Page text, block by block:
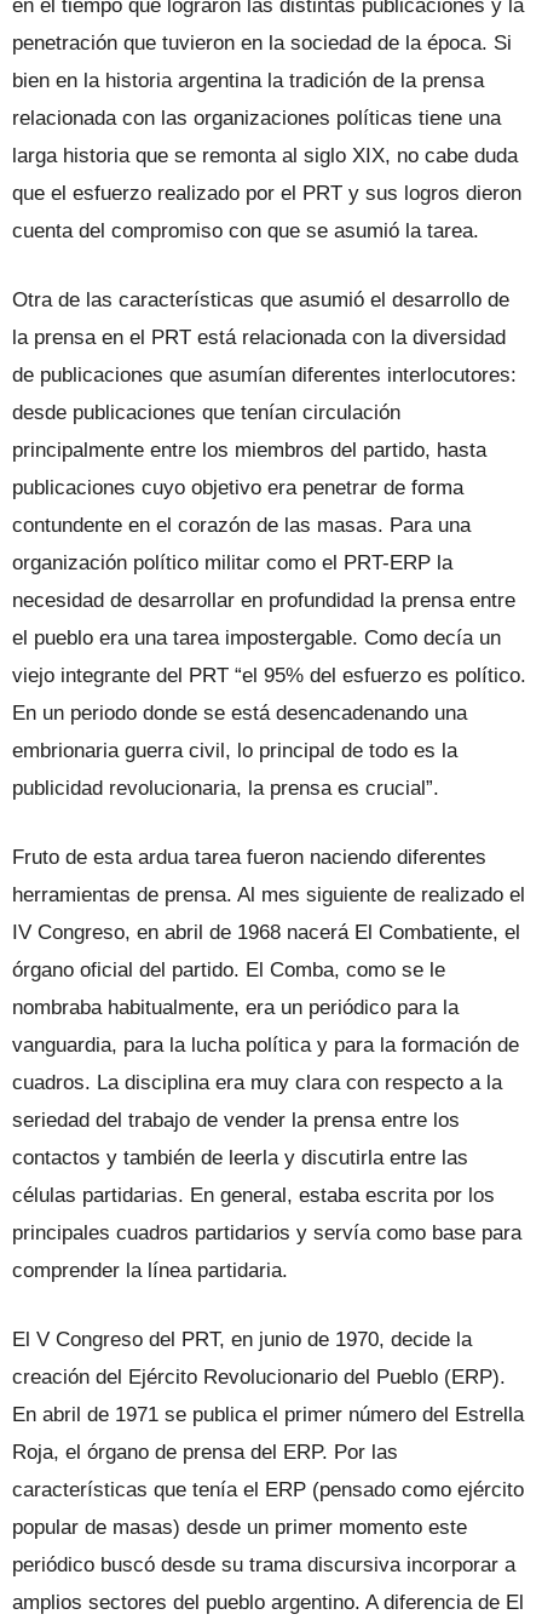
en el tiempo que lograron las distintas publicaciones y la
penetración que tuvieron en la sociedad de la época. Si
bien en la historia argentina la tradición de la prensa
relacionada con las organizaciones políticas tiene una
larga historia que se remonta al siglo XIX, no cabe duda
que el esfuerzo realizado por el PRT y sus logros dieron
cuenta del compromiso con que se asumió la tarea.
Otra de las características que asumió el desarrollo de
la prensa en el PRT está relacionada con la diversidad
de publicaciones que asumían diferentes interlocutores:
desde publicaciones que tenían circulación
principalmente entre los miembros del partido, hasta
publicaciones cuyo objetivo era penetrar de forma
contundente en el corazón de las masas. Para una
organización político militar como el PRT-ERP la
necesidad de desarrollar en profundidad la prensa entre
el pueblo era una tarea impostergable. Como decía un
viejo integrante del PRT “el 95% del esfuerzo es político.
En un periodo donde se está desencadenando una
embrionaria guerra civil, lo principal de todo es la
publicidad revolucionaria, la prensa es crucial”.
Fruto de esta ardua tarea fueron naciendo diferentes
herramientas de prensa. Al mes siguiente de realizado el
IV Congreso, en abril de 1968 nacerá El Combatiente, el
órgano oficial del partido. El Comba, como se le
nombraba habitualmente, era un periódico para la
vanguardia, para la lucha política y para la formación de
cuadros. La disciplina era muy clara con respecto a la
seriedad del trabajo de vender la prensa entre los
contactos y también de leerla y discutirla entre las
células partidarias. En general, estaba escrita por los
principales cuadros partidarios y servía como base para
comprender la línea partidaria.
El V Congreso del PRT, en junio de 1970, decide la
creación del Ejército Revolucionario del Pueblo (ERP).
En abril de 1971 se publica el primer número del Estrella
Roja, el órgano de prensa del ERP. Por las
características que tenía el ERP (pensado como ejército
popular de masas) desde un primer momento este
periódico buscó desde su trama discursiva incorporar a
amplios sectores del pueblo argentino. A diferencia de El